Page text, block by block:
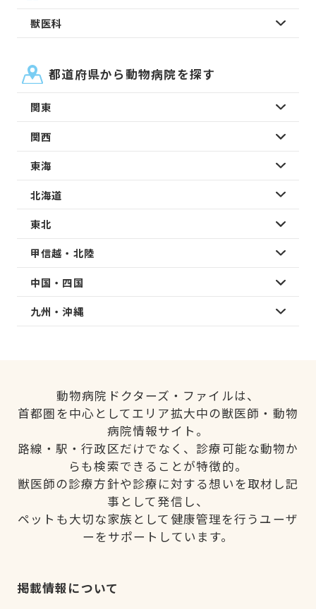
獣医科
都道府県から動物病院を探す
関東
関西
東海
北海道
東北
甲信越・北陸
中国・四国
九州・沖縄
動物病院ドクターズ・ファイルは、
首都圏を中心としてエリア拡大中の獣医師・動物
病院情報サイト。
路線・駅・行政区だけでなく、診療可能な動物か
らも検索できることが特徴的。
獣医師の診療方針や診療に対する想いを取材し記
事として発信し、
ペットも大切な家族として健康管理を行うユーザ
ーをサポートしています。
掲載情報について